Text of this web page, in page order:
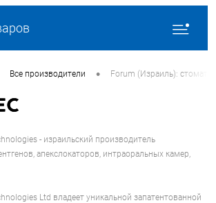
Все производители • Forum (Израиль):
- израильский производитель
апекслокаторов, интраоральных камер,
Ltd владеет уникальной запатентованной